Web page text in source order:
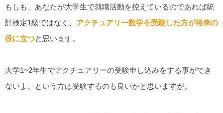
もしも、あなたが大学生で就職活動を控えているのであれば統
計検定1級ではなく、 アクチュアリー数学を受験した方が将来の
役に立つと思います。
大学1~2年生でアクチュアリーの受験申し込みをする事ができ
ないよ、という方は受験するのも良いかと思いますが。